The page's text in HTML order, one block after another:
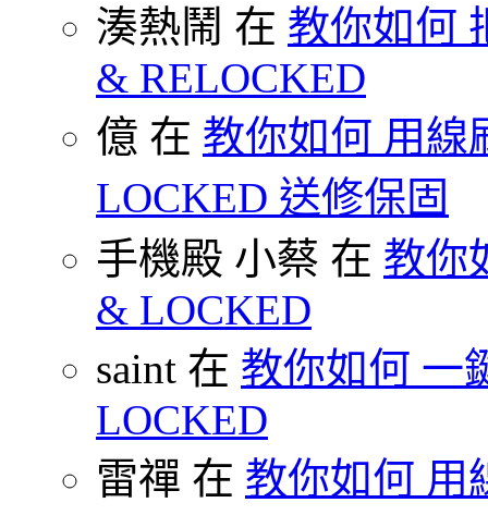
湊熱鬧 在 教你如何
& RELOCKED
億 在 教你如何 用線
LOCKED 送修保固
手機殿 小蔡 在 教你
& LOCKED
saint 在 教你如何 一
LOCKED
雷禪 在 教你如何 用